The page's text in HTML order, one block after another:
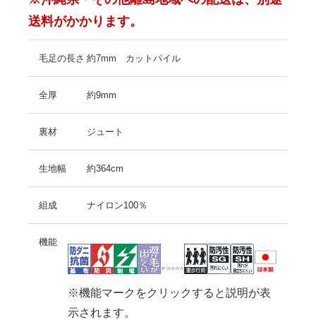
送料がかかります。
毛足の長さ 約7mm カットパイル
全厚 約9mm
裏材 ジュート
生地幅 約364cm
組成 ナイロン100％
機能
※機能マークをクリックすると説明が表
示されます。